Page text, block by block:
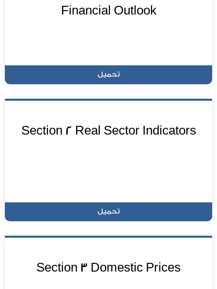
Financial Outlook
تحميل
Section 2 Real Sector Indicators
تحميل
Section 3 Domestic Prices